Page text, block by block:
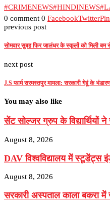
#CRIMENEWS#HINDINEWS
0 comment 0 FacebookTwitter
previous post
सोमवार सुबह फिर जालंधर के स्कूलों को मिली बम
next post
J.S फार्म सरमस्तपुर मामला: सरकारी गेहूं के
You may also like
सेंट सोल्जर ग्रुप के विद्यार्थियों
August 8, 2026
DAV विश्वविद्यालय में स्टूडेंट्स
August 8, 2026
सरकारी अस्पताल काला बकरा में